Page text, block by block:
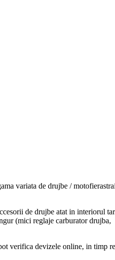
variata de drujbe /
de drujbe atat in interiorul
(mici reglaje carburator drujba,
verifica devizele online, in timp